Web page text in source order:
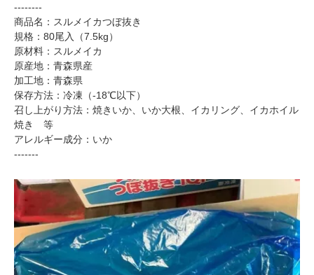
--------
商品名：スルメイカつぼ抜き
規格：80尾入（7.5kg）
原材料：スルメイカ
原産地：青森県産
加工地：青森県
保存方法：冷凍（-18℃以下）
召し上がり方法：焼きいか、いか大根、イカリング、イカホイル
焼き 等
アレルギー成分：いか
-------